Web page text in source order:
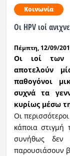
Κοινωνία
Οι HPV ιοί
Πέμπτη, 12/09/
Οι ιοί των
αποτελούν
παθογόνοι
συχνά τα
κυρίως μέσω
Οι
κάποια
συνήθως δεν
παρουσιάσουν